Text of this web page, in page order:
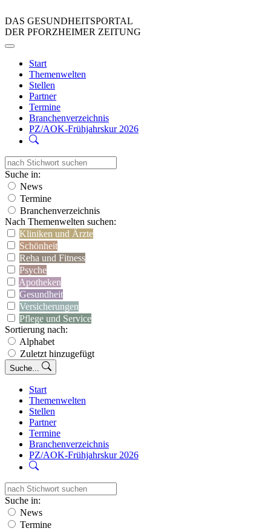
DAS GESUNDHEITSPORTAL
DER PFORZHEIMER ZEITUNG
Start
Themenwelten
Stellen
Partner
Termine
Branchenverzeichnis
PZ/AOK-Frühjahrskur 2026
Suche in:
News
Termine
Branchenverzeichnis
Nach Themenwelten suchen:
Kliniken und Ärzte
Schönheit
Reha und Fitness
Psyche
Apotheken
Gesundheit
Versicherungen
Pflege und Service
Sortierung nach:
Alphabet
Zuletzt hinzugefügt
Suche...
Start
Themenwelten
Stellen
Partner
Termine
Branchenverzeichnis
PZ/AOK-Frühjahrskur 2026
Suche in:
News
Termine